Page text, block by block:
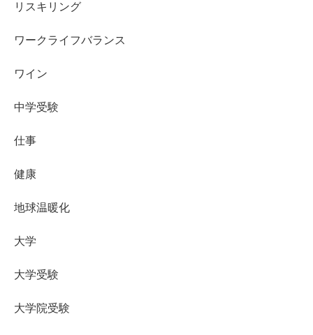
リスキリング
ワークライフバランス
ワイン
中学受験
仕事
健康
地球温暖化
大学
大学受験
大学院受験